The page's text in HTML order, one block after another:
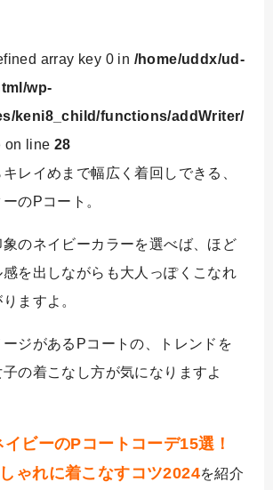
array key 0 in /home/uddx/ud-
wp-
keni8_child/functions/addWriter/
on line 28
レイめまで幅広く着回しできる、
のPコート。
象のネイビーカラーを選べば、ほど
を出しながらも大人っぽくこなれ
ますよ。
ジがあるPコートの、トレンドを
の着こなし方が気になりますよ
イビーのPコートコーデ15選！
ゃれに着こなすコツ2024を紹介